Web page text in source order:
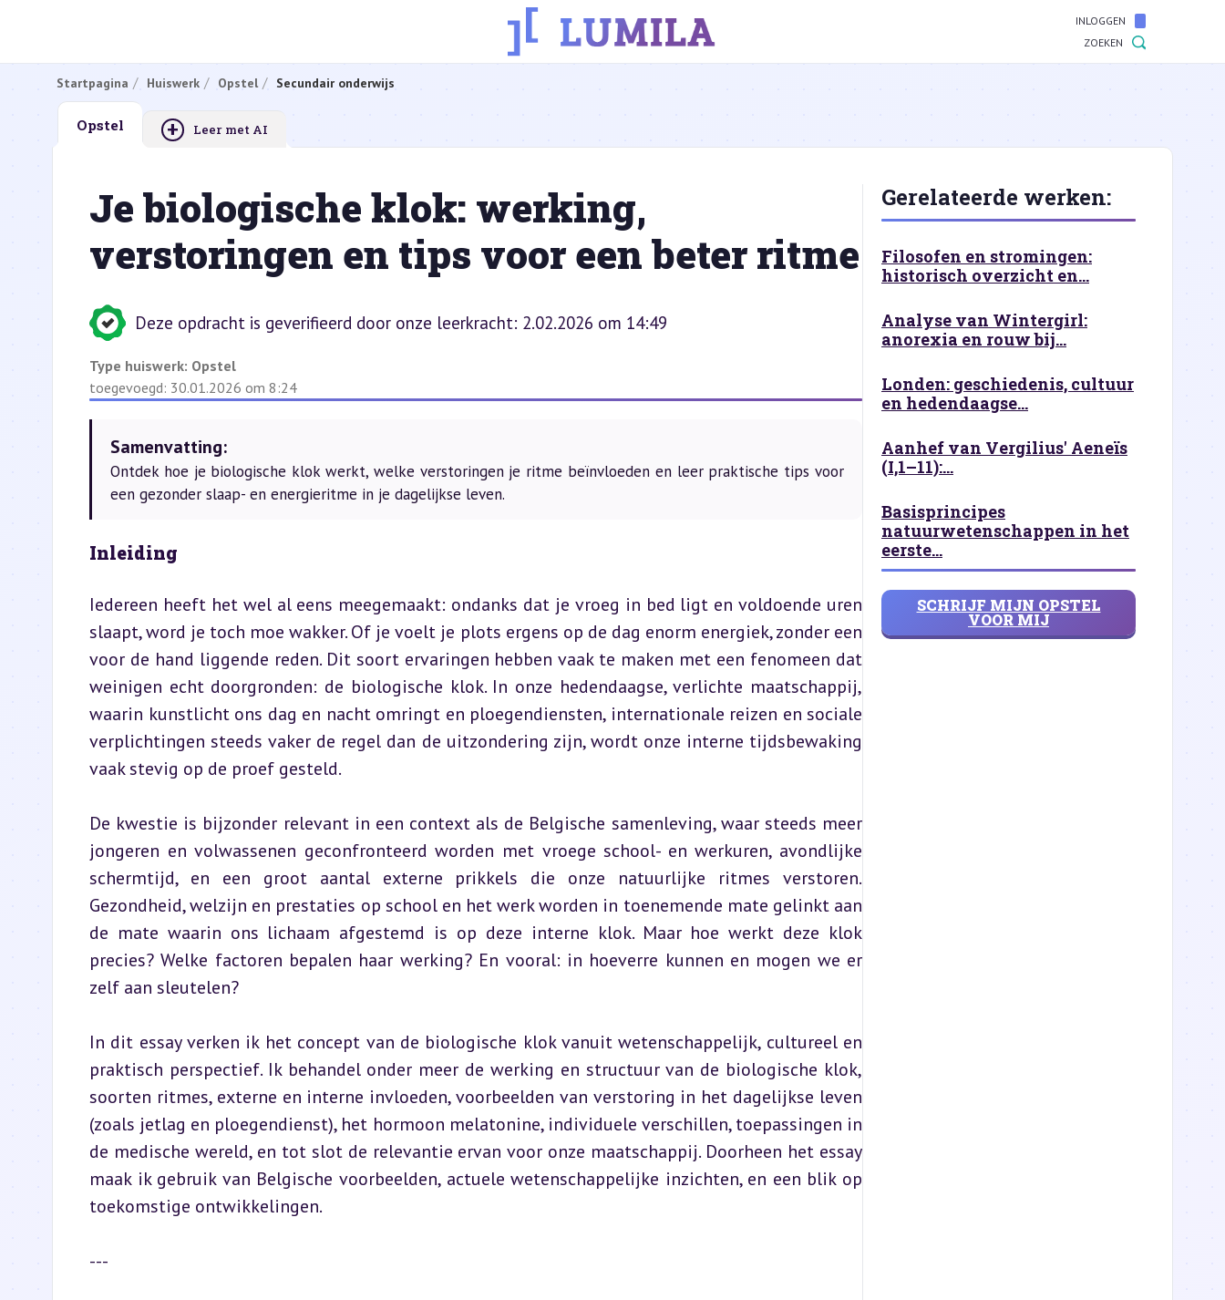
INLOGGEN
ZOEKEN
Startpagina Huiswerk Opstel Secundair onderwijs
Opstel + Leer met AI
Je biologische klok: werking,
verstoringen en tips voor een beter ritme
Deze opdracht is geverifieerd door onze leerkracht: 2.02.2026 om 14:49
Type huiswerk: Opstel
toegevoegd: 30.01.2026 om 8:24
Samenvatting:
Ontdek hoe je biologische klok werkt, welke verstoringen je ritme beïnvloeden en leer praktische tips voor
een gezonder slaap- en energieritme in je dagelijkse leven.
Inleiding
Iedereen heeft het wel al eens meegemaakt: ondanks dat je vroeg in bed ligt en voldoende uren
slaapt, word je toch moe wakker. Of je voelt je plots ergens op de dag enorm energiek, zonder een
voor de hand liggende reden. Dit soort ervaringen hebben vaak te maken met een fenomeen dat
weinigen echt doorgronden: de biologische klok. In onze hedendaagse, verlichte maatschappij,
waarin kunstlicht ons dag en nacht omringt en ploegendiensten, internationale reizen en sociale
verplichtingen steeds vaker de regel dan de uitzondering zijn, wordt onze interne tijdsbewaking
vaak stevig op de proef gesteld.
De kwestie is bijzonder relevant in een context als de Belgische samenleving, waar steeds meer
jongeren en volwassenen geconfronteerd worden met vroege school- en werkuren, avondlijke
schermtijd, en een groot aantal externe prikkels die onze natuurlijke ritmes verstoren.
Gezondheid, welzijn en prestaties op school en het werk worden in toenemende mate gelinkt aan
de mate waarin ons lichaam afgestemd is op deze interne klok. Maar hoe werkt deze klok
precies? Welke factoren bepalen haar werking? En vooral: in hoeverre kunnen en mogen we er
zelf aan sleutelen?
In dit essay verken ik het concept van de biologische klok vanuit wetenschappelijk, cultureel en
praktisch perspectief. Ik behandel onder meer de werking en structuur van de biologische klok,
soorten ritmes, externe en interne invloeden, voorbeelden van verstoring in het dagelijkse leven
(zoals jetlag en ploegendienst), het hormoon melatonine, individuele verschillen, toepassingen in
de medische wereld, en tot slot de relevantie ervan voor onze maatschappij. Doorheen het essay
maak ik gebruik van Belgische voorbeelden, actuele wetenschappelijke inzichten, en een blik op
toekomstige ontwikkelingen.
---
Gerelateerde werken:
Filosofen en stromingen:
historisch overzicht en...
Analyse van Wintergirl:
anorexia en rouw bij...
Londen: geschiedenis, cultuur
en hedendaagse...
Aanhef van Vergilius' Aeneïs
(I,1–11):...
Basisprincipes
natuurwetenschappen in het
eerste...
SCHRIJF MIJN OPSTEL
VOOR MIJ